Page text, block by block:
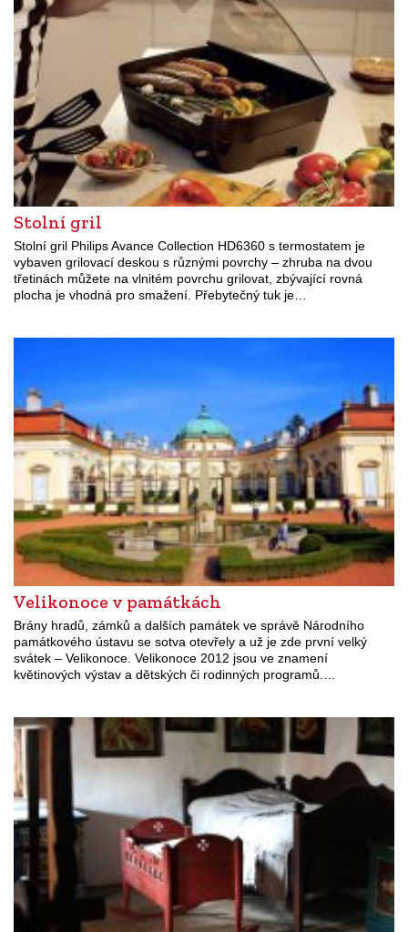
Stolní gril
Stolní gril Philips Avance Collection HD6360 s termostatem je
vybaven grilovací deskou s různými povrchy – zhruba na dvou
třetinách můžete na vlnitém povrchu grilovat, zbývající rovná
plocha je vhodná pro smažení. Přebytečný tuk je…
Velikonoce v památkách
Brány hradů, zámků a dalších památek ve správě Národního
památkového ústavu se sotva otevřely a už je zde první velký
svátek – Velikonoce. Velikonoce 2012 jsou ve znamení
květinových výstav a dětských či rodinných programů.…